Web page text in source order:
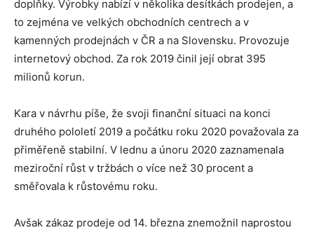
doplňky. Výrobky nabízí v několika desítkách prodejen, a
to zejména ve velkých obchodních centrech a v
kamenných prodejnách v ČR a na Slovensku. Provozuje
internetový obchod. Za rok 2019 činil její obrat 395
milionů korun.
Kara v návrhu píše, že svoji finanční situaci na konci
druhého pololetí 2019 a počátku roku 2020 považovala za
přiměřeně stabilní. V lednu a únoru 2020 zaznamenala
meziroční růst v tržbách o více než 30 procent a
směřovala k růstovému roku.
Avšak zákaz prodeje od 14. března znemožnil naprostou